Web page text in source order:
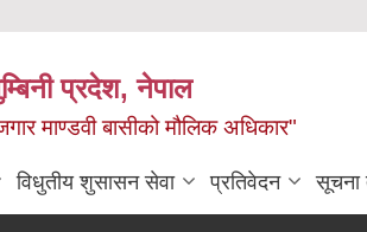
प्रदेश, नेपाल
माण्डवी बासीको मौलिक अधिकार"
विधुतीय शुसासन सेवा प्रतिवेदन सूचना